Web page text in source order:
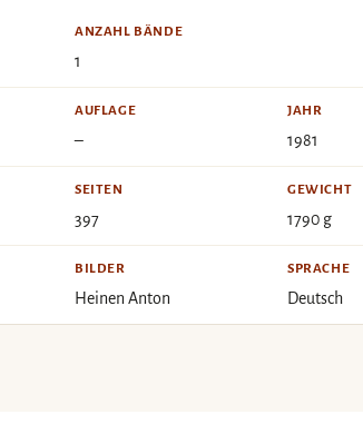
ANZAHL BÄNDE
1
AUFLAGE
–
JAHR
1981
SEITEN
397
GEWICHT
1790 g
BILDER
Heinen Anton
SPRACHE
Deutsch